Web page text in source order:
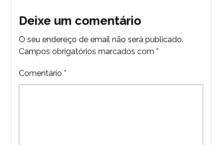
Deixe um comentário
O seu endereço de email não será publicado.
Campos obrigatórios marcados com*
Comentário*